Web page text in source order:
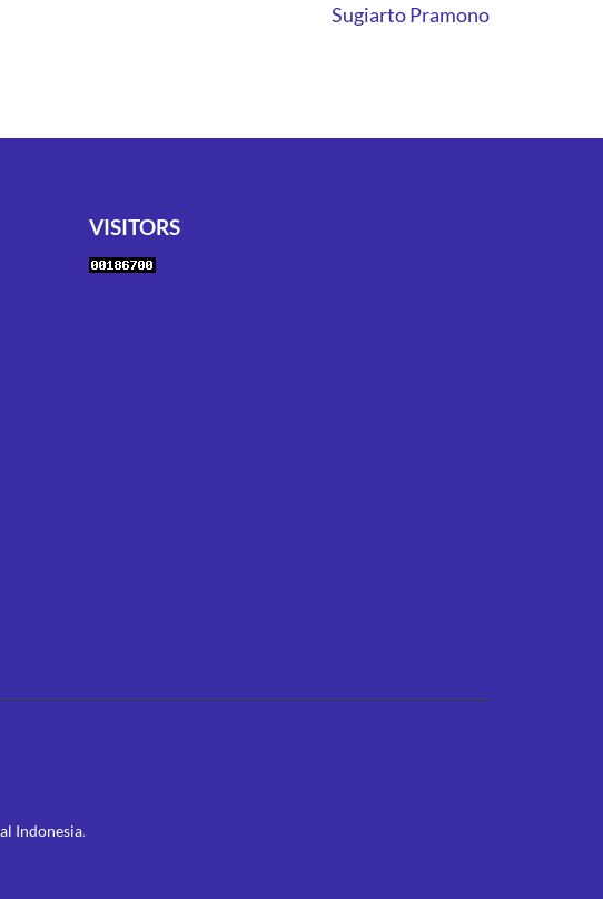
Sugiarto Pramono
VISITORS
Indonesia.